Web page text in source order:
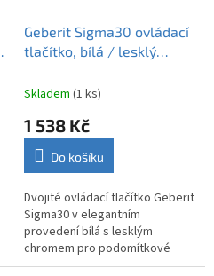
Geberit Sigma30 ovládací
tlačítko, bílá / lesklý
Skladem (1 ks)
1 538 Kč
Do košíku
Dvojité ovládací tlačítko Geberit
Sigma30 v elegantním
provedení bílá s lesklým
chromem pro podomítkové
nádržky Geberit Sigma –